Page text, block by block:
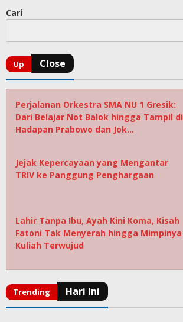
Cari
Perjalanan Orkestra SMA NU 1 Gresik:
Dari Belajar Not Balok hingga Tampil di
Hadapan Prabowo dan Jok…
Jejak Kepercayaan yang Mengantar
TRIV ke Panggung Penghargaan
Lahir Tanpa Ibu, Ayah Kini Koma, Kisah
Fatoni Tak Menyerah hingga Mimpinya
Kuliah Terwujud